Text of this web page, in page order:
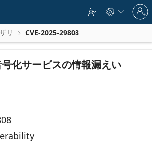
  
Sign
in
to
account
リ  CVE-2025-29808
化サービスの情報漏えい